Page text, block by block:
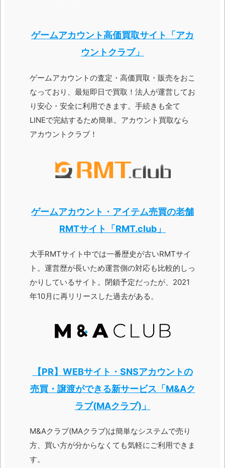
ゲームアカウント高価買取サイト「アカ
ウントクラブ」
ゲームアカウントの査定・高価買取・販売をおこ
なっており、最短即日で買取！法人が運営してお
り安心・安全に利用できます。手続きも全て
LINEで完結するため簡単。アカウント買取なら
アカウントクラブ！
ゲームアカウント・アイテム売買の老舗
RMTサイト「RMT.club」
大手RMTサイト中では一番歴史が古いRMTサイ
ト。運営歴が長いため運営側の対応も比較的しっ
かりしているサイト。閉鎖予定だったが、2021
年10月に再リリースした過去がある。
【PR】WEBサイト・SNSアカウントの
売買・譲渡ができる新サービス「M&Aク
ラブ(MAクラブ)」
M&Aクラブ(MAクラブ)は簡単なシステムで売り
方、買い方が分からなくても気軽にご利用できま
す。